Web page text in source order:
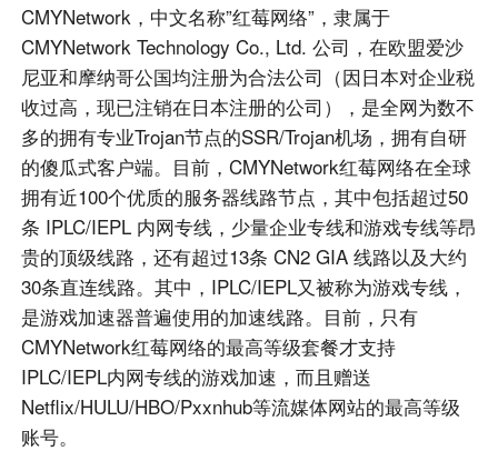
CMYNetwork，中文名称”红莓网络”，隶属于
CMYNetwork Technology Co., Ltd. 公司，在欧盟爱沙
尼亚和摩纳哥公国均注册为合法公司（因日本对企业税
收过高，现已注销在日本注册的公司），是全网为数不
多的拥有专业Trojan节点的SSR/Trojan机场，拥有自研
的傻瓜式客户端。目前，CMYNetwork红莓网络在全球
拥有近100个优质的服务器线路节点，其中包括超过50
条 IPLC/IEPL 内网专线，少量企业专线和游戏专线等昂
贵的顶级线路，还有超过13条 CN2 GIA 线路以及大约
30条直连线路。其中，IPLC/IEPL又被称为游戏专线，
是游戏加速器普遍使用的加速线路。目前，只有
CMYNetwork红莓网络的最高等级套餐才支持
IPLC/IEPL内网专线的游戏加速，而且赠送
Netflix/HULU/HBO/Pxxnhub等流媒体网站的最高等级
账号。